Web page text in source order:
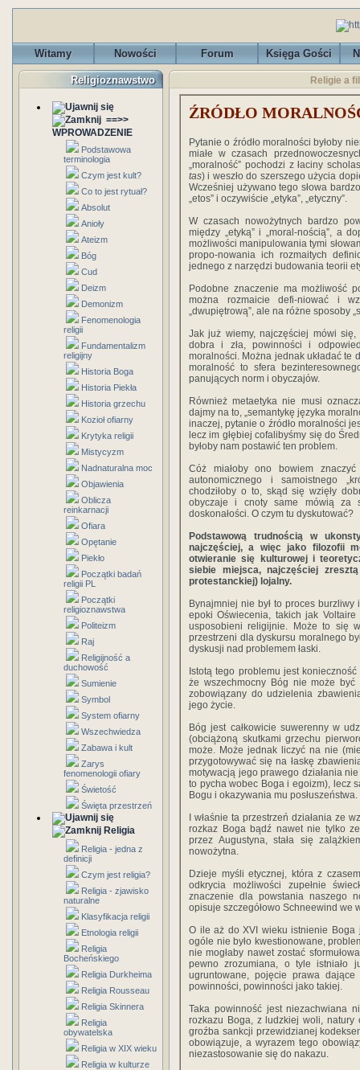
Witamy Nowości Forum Księga Gości
Religioznawstwo
==>>
WPROWADZENIE
Podstawowa
terminologia
Czym jest kult?
Co to jest rytuał?
Absolut
Anioły
Ateizm
Bóg
Cud
Deizm
Demonizm
Fenomenologia
religii
Fundamentalizm
religijny
Historia Boga
Historia Piekła
Historia grzechu
Kozioł ofiarny
Krytyka religii
Mistycyzm
Nadnaturalna moc
Objawienia
Oblicza
reinkarnacji
Ofiara
Opętanie
Piekło
Początki badań
religii PL
Początki
religioznawstwa
Politeizm
Raj
Religijność a
duchowość
Sumienie
Symbol
System ofiarny
Wszechwiedza
Zabawa i kult
Zarys
fenomenologii ofiary
Świetość
Święta przestrzeń
Religia
Religia - jedna z
definicji
Czym jest religia?
Religia - zjawisko
naturalne
Klasyfikacja religii
Etnologia religii
Religia
Bocheńskiego
Religia Durkheima
Religia Rousseau
Religia Skinnera
Religia
obywatelska
Religia w XIX wieku
Religia w kulturze
Religie a
ŹRÓDŁO
Pytanie o źródło moralności byłoby
miałe w czasach
„moralność” pochodzi z łaciny
tas) i weszło do szerszego użycia
Wcześniej używano tego słowa
„etos” i oczywiście „etyka”, „etyczny”.
W czasach nowożytnych bardzo
między „etyką” i „moral-nością”, a
możliwości manipulowania tymi
propo-nowania ich rozmaitych
jednego z narzędzi budowania teorii
Podobne znaczenie ma możliwość
można rozmaicie defi-niować i
„dwupiętrową”, ale na różne sposoby
Jak już wiemy, najczęściej mówi
dobra i zła, powinności i
moralności. Można jednak układać te
moralność to sfera
panujących norm i obyczajów.
Również metaetyka nie musi
dajmy na to, „semantykę języka
inaczej, pytanie o źródło moralności
lecz im głębiej cofalibyśmy się do
byłoby nam postawić ten problem.
Cóż miałoby ono bowiem
autonomicznego i samoistnego
chodziłoby o to, skąd się wzięły
obyczaje i cnoty same mówią za
doskonałości. O czym tu dyskutować?
Podstawową trudnością w
najczęściej, a więc jako filozofii
otwieranie się kulturowej i
siebie miejsca, najczęściej
protestanckiej) lojalny.
Bynajmniej nie był to proces
epoki Oświecenia, takich jak
usposobieni religijnie. Może to się
przestrzeni dla dyskursu moralnego
dyskusji nad problemem łaski.
Istotą tego problemu jest
że wszechmocny Bóg nie może
zobowiązany do udzielenia
jego życie.
Bóg jest całkowicie suwerenny w
(obciążoną skutkami grzechu
może. Może jednak liczyć na nie
przygotowywać się na łaskę
motywacją jego prawego działania
to pycha wobec Boga i egoizm), lecz
Bogu i okazywania mu posłuszeństwa.
I właśnie ta przestrzeń działania ze
rozkaz Boga bądź nawet nie tylko
przez Augustyna, stała się
nowożytna.
Dzieje myśli etycznej, która z
odkrycia możliwości zupełnie
znaczenie dla powstania naszego
opisuje szczegółowo Schneewind we
O ile aż do XVI wieku istnienie
ogóle nie było kwestionowane,
nie mogłaby nawet zostać
pewno zrozumiana, o tyle istniało
ugruntowane, pojęcie prawa
powinności, powinności jako takiej.
Taka powinność jest niezachwiana
rozkazu Boga, z ludzkiej woli,
groźba sankcji przewidzianej
obowiązuje, a wyrazem tego
niezastosowanie się do nakazu.